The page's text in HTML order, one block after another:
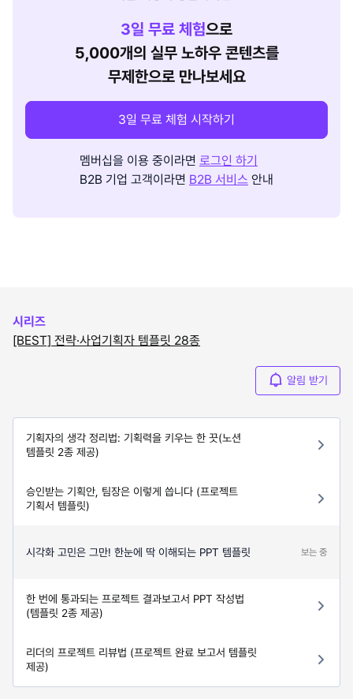
3일 무료 체험으로
5,000개의 실무 노하우 콘텐츠를
무제한으로 만나보세요
3일 무료 체험 시작하기
멤버십을 이용 중이라면 로그인 하기
B2B 기업 고객이라면 B2B 서비스 안내
시리즈
[BEST] 전략·사업기획자 템플릿 28종
알림 받기
기획자의 생각 정리법: 기획력을 키우는 한 끗(노션
템플릿 2종 제공)
승인받는 기획안, 팀장은 이렇게 씁니다 (프로젝트
기획서 템플릿)
시각화 고민은 그만! 한눈에 딱 이해되는 PPT 템플릿 보는 중
한 번에 통과되는 프로젝트 결과보고서 PPT 작성법
(템플릿 2종 제공)
리더의 프로젝트 리뷰법 (프로젝트 완료 보고서 템플릿
제공)